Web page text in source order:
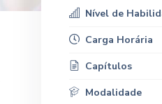
Nível de
Carga Horária
Capítulos
Modalidade